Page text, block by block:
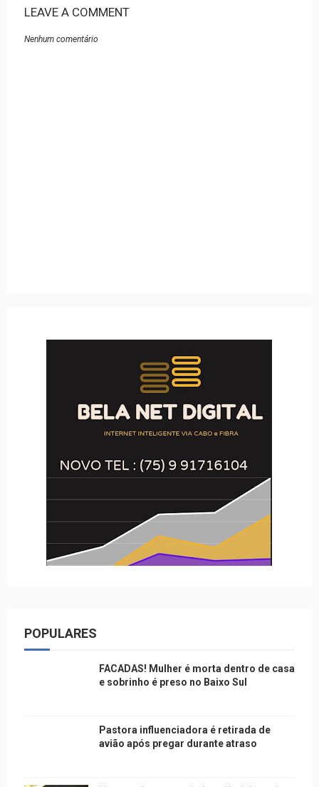
LEAVE A COMMENT
Nenhum comentário
POPULARES
FACADAS! Mulher é morta dentro de casa
e sobrinho é preso no Baixo Sul
Pastora influenciadora é retirada de
avião após pregar durante atraso